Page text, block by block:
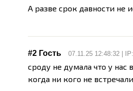
А разве срок давности не
#2 Гость 07.11.25 12:48:32 |
сроду не думала что у нас
когда ни кого не